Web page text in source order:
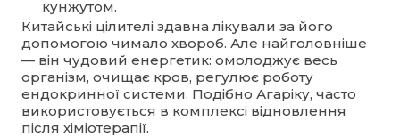
кунжутом.
Китайські цілителі здавна лікували за його
допомогою чимало хвороб. Але найголовніше
— він чудовий енергетик: омолоджує весь
організм, очищає кров, регулює роботу
ендокринної системи. Подібно Агаріку, часто
використовується в комплексі відновлення
після хіміотерапії.